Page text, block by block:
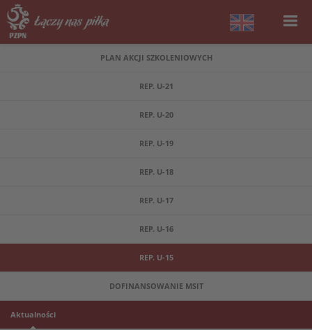
PLAN AKCJI SZKOLENIOWYCH
REP. U-21
REP. U-20
REP. U-19
REP. U-18
REP. U-17
REP. U-16
REP. U-15
DOFINANSOWANIE MSIT
Aktualności